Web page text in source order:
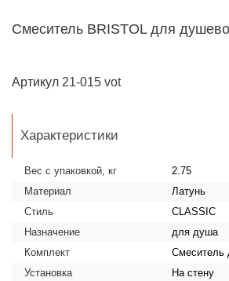
Смеситель BRISTOL для
Артикул 21-015 vot
Характеристики
Вес с упаковкой, кг
2.75
Материал
Латунь
Стиль
CLASSIC
Назначение
для душа
Комплект
Смеситель
Установка
На стену